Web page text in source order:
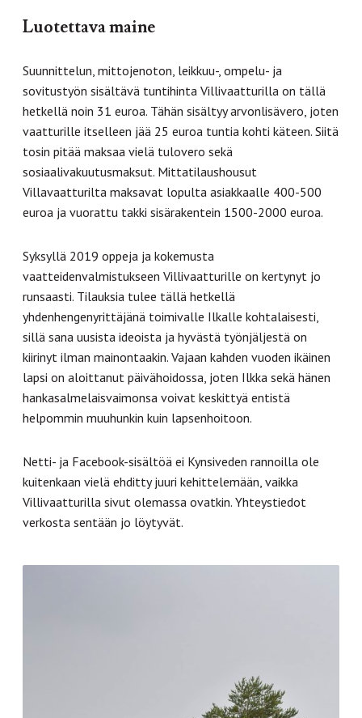
Luotettava maine
Suunnittelun, mittojenoton, leikkuu-, ompelu- ja
sovitustyön sisältävä tuntihinta Villivaatturilla on tällä
hetkellä noin 31 euroa. Tähän sisältyy arvonlisävero, joten
vaatturille itselleen jää 25 euroa tuntia kohti käteen. Siitä
tosin pitää maksaa vielä tulovero sekä
sosiaalivakuutusmaksut. Mittatilaushousut
Villavaatturilta maksavat lopulta asiakkaalle 400-500
euroa ja vuorattu takki sisärakentein 1500-2000 euroa.
Syksyllä 2019 oppeja ja kokemusta
vaatteidenvalmistukseen Villivaatturille on kertynyt jo
runsaasti. Tilauksia tulee tällä hetkellä
yhdenhengenyrittäjänä toimivalle Ilkalle kohtalaisesti,
sillä sana uusista ideoista ja hyvästä työnjäljestä on
kiirinyt ilman mainontaakin. Vajaan kahden vuoden ikäinen
lapsi on aloittanut päivähoidossa, joten Ilkka sekä hänen
hankasalmelaisvaimonsa voivat keskittyä entistä
helpommin muuhunkin kuin lapsenhoitoon.
Netti- ja Facebook-sisältöä ei Kynsiveden rannoilla ole
kuitenkaan vielä ehditty juuri kehittelemään, vaikka
Villivaatturilla sivut olemassa ovatkin. Yhteystiedot
verkosta sentään jo löytyvät.